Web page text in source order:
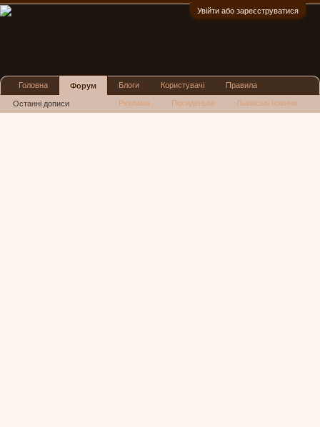
Увійти або зареєструватися
Головна Форум
Останні дописи
Блоги Користувачі Правила
Реклама Посиденьки Львівські новини